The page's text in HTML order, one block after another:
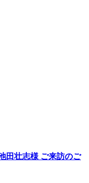
田壮志様 ご来訪のご